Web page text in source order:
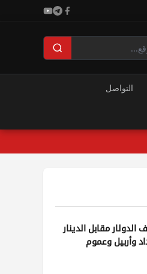
التواصل
مقابل الدينار
وأربيل وعموم